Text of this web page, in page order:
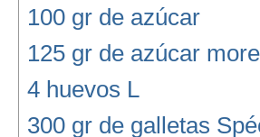
100 gr de azúcar
125 gr de azúcar
4 huevos L
300 gr de galletas